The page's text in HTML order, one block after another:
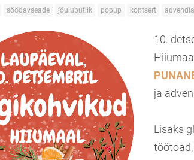
söödavseade jõulubutiik popup kontsert
10.
ja
Lisaks